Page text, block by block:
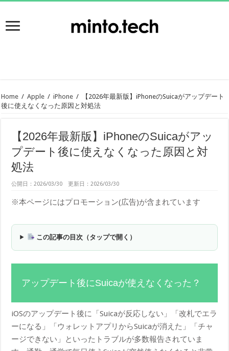
Home / Apple / iPhone /
【2026年最新版】iPhoneのSuicaがアップデート
後に使えなくなった原因と対処法
【2026年最新版】iPhoneのSuicaがアッ
プデート後に使えなくなった原因と対
処法
公開日：2026/03/30 更新日：2026/03/30
※本ページにはプロモーション(広告)が含まれています
この記事の目次（タップで開く）
アップデート後にSuicaが使えなくなった？
iOSのアップデート後に「Suicaが反応しない」「改札でエラ
ーになる」「ウォレットアプリからSuicaが消えた」「チャ
ージできない」といったトラブルが多数報告されていま